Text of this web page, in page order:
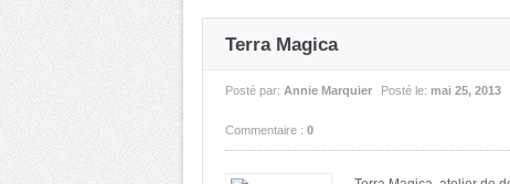
Terra Magica
Posté par: Annie Marquier Posté le: mai 25, 2013
Commentaire : 0